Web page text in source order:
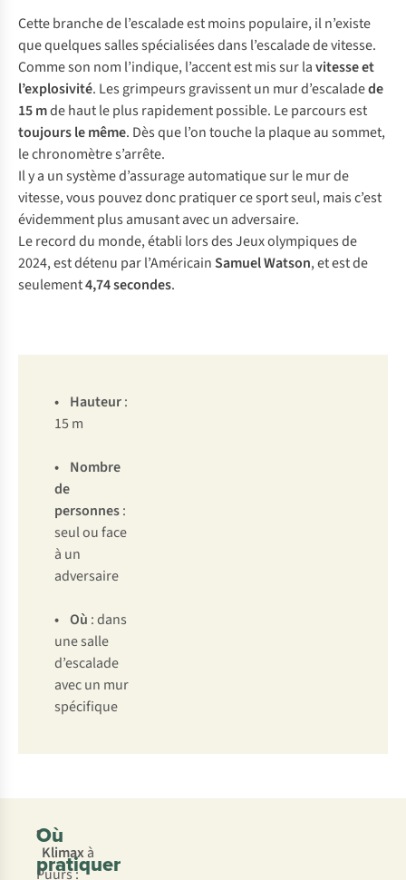
Cette branche de l’escalade est moins populaire, il n’existe
que quelques salles spécialisées dans l’escalade de vitesse.
Comme son nom l’indique, l’accent est mis sur lavitesse et
l’explosivité. Les grimpeurs gravissent un mur d’escaladede
15 mde haut le plus rapidement possible. Le parcours est
toujours le même. Dès que l’on touche la plaque au sommet,
le chronomètre s’arrête.
Il y a un système d’assurage automatique sur le mur de
vitesse, vous pouvez donc pratiquer ce sport seul, mais c’est
évidemment plus amusant avec un adversaire.
Le record du monde, établi lors des Jeux olympiques de
2024, est détenu par l’AméricainSamuel Watson, et est de
seulement4,74 secondes.
• Hauteur:
15 m
• Nombre
de
personnes:
seul ou face
à un
adversaire
• Où : dans
une salle
d’escalade
avec un mur
spécifique
Où
pratiquer
•
Klimaxà
Puurs :